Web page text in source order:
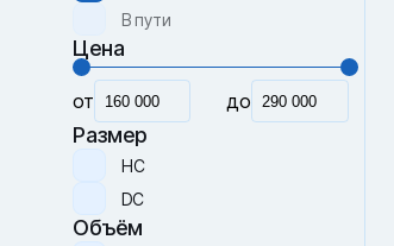
В пути
Цена
от до
Размер
HC
DC
Объём